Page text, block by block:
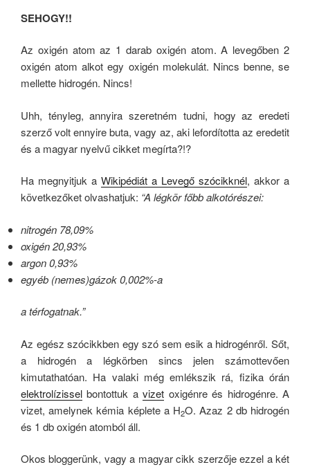
SEHOGY!!
Az oxigén atom az 1 darab oxigén atom. A levegőben 2
oxigén atom alkot egy oxigén molekulát. Nincs benne, se
mellette hidrogén. Nincs!
Uhh, tényleg, annyira szeretném tudni, hogy az eredeti
szerző volt ennyire buta, vagy az, aki lefordította az eredetit
és a magyar nyelvű cikket megírta?!?
Ha megnyitjuk a Wikipédiát a Levegő szócikknél, akkor a
következőket olvashatjuk: “A légkör főbb alkotórészei:
nitrogén 78,09%
oxigén 20,93%
argon 0,93%
egyéb (nemes)gázok 0,002%-a
a térfogatnak.”
Az egész szócikkben egy szó sem esik a hidrogénről. Sőt,
a hidrogén a légkörben sincs jelen számottevően
kimutathatóan. Ha valaki még emlékszik rá, fizika órán
elektrolízissel bontottuk avizet oxigénre és hidrogénre. A
vizet, amelynek kémia képlete a H2O. Azaz 2 db hidrogén
és 1 db oxigén atomból áll.
Okos bloggerünk, vagy a magyar cikk szerzője ezzel a két